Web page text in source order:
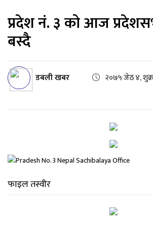
प्रदेश नं. ३ को आज
बस्दै
डबली खबर २०७५ जेठ ४,
फाइल तस्वीर